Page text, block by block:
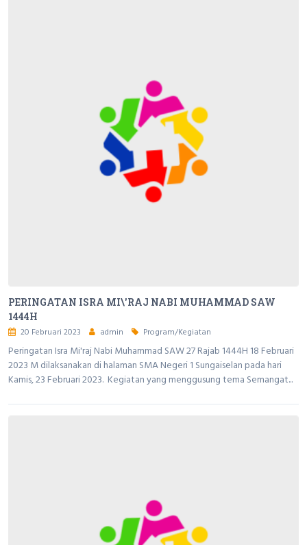
PERINGATAN ISRA MI\'RAJ NABI MUHAMMAD SAW
1444H
20 Februari 2023 admin Program/Kegiatan
Peringatan Isra Mi'raj Nabi Muhammad SAW 27 Rajab 1444H 18 Februari
2023 M dilaksanakan di halaman SMA Negeri 1 Sungaiselan pada hari
Kamis, 23 Februari 2023. Kegiatan yang menggusung tema Semangat...